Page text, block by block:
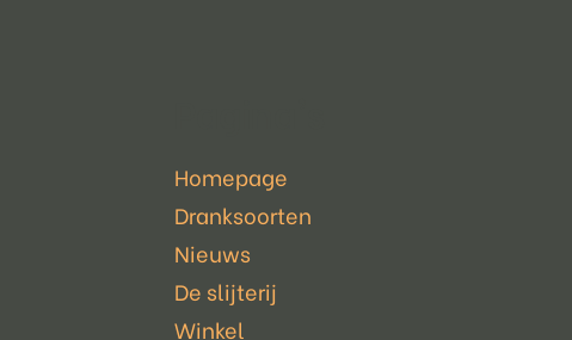
Homepage
Dranksoorten
Nieuws
De slijterij
Winkel